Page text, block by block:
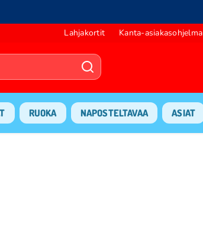
Lahjakortit Kanta-asiakasohjelma
RUOKA NAPOSTELTAVAA ASIAT